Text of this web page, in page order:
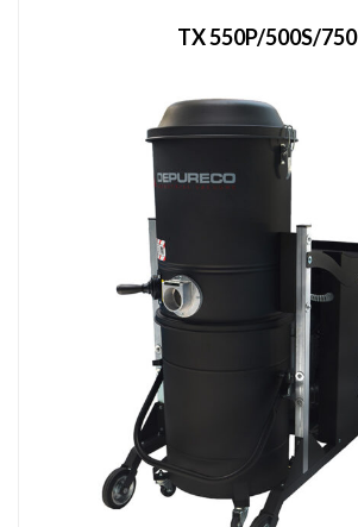
TX 550P/500S/750